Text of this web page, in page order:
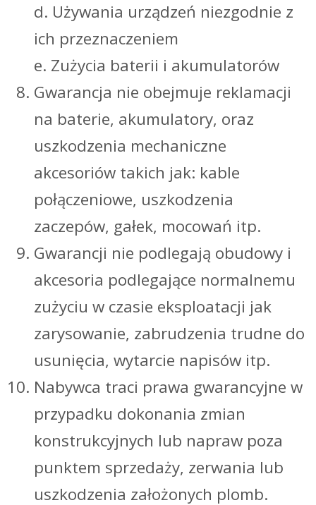
d. Używania urządzeń niezgodnie z
ich przeznaczeniem
e. Zużycia baterii i akumulatorów
Gwarancja nie obejmuje reklamacji
na baterie, akumulatory, oraz
uszkodzenia mechaniczne
akcesoriów takich jak: kable
połączeniowe, uszkodzenia
zaczepów, gałek, mocowań itp.
Gwarancji nie podlegają obudowy i
akcesoria podlegające normalnemu
zużyciu w czasie eksploatacji jak
zarysowanie, zabrudzenia trudne do
usunięcia, wytarcie napisów itp.
Nabywca traci prawa gwarancyjne w
przypadku dokonania zmian
konstrukcyjnych lub napraw poza
punktem sprzedaży, zerwania lub
uszkodzenia założonych plomb.